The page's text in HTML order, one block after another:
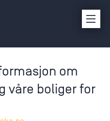
om
våre boliger for